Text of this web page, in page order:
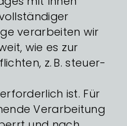
verarbeiten wir
wie es zur
z. B. steuer-
ist. Für
Verarbeitung